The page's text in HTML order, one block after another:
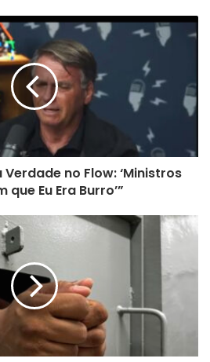
te
no Flow: ‘Ministros
que Eu Era Burro’”